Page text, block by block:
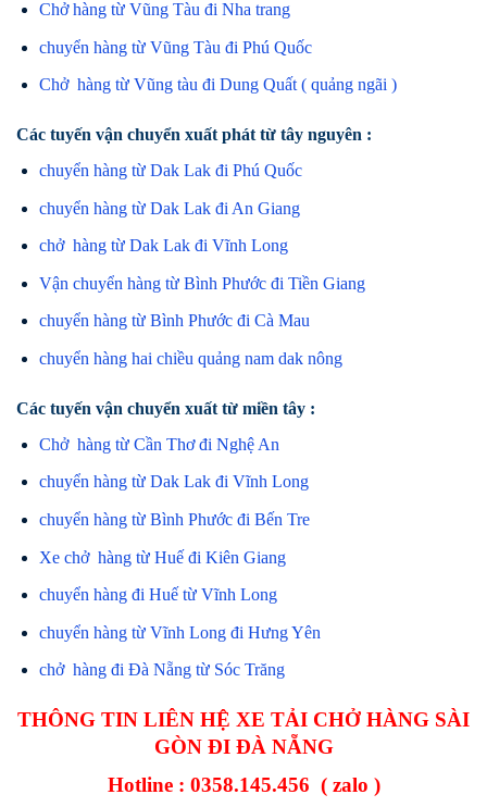
Chở hàng từ Vũng Tàu đi Nha trang
chuyển hàng từ Vũng Tàu đi Phú Quốc
Chở hàng từ Vũng tàu đi Dung Quất ( quảng ngãi )
Các tuyến vận chuyển xuất phát từ tây nguyên :
chuyển hàng từ Dak Lak đi Phú Quốc
chuyển hàng từ Dak Lak đi An Giang
chở hàng từ Dak Lak đi Vĩnh Long
Vận chuyển hàng từ Bình Phước đi Tiền Giang
chuyển hàng từ Bình Phước đi Cà Mau
chuyển hàng hai chiều quảng nam dak nông
Các tuyến vận chuyển xuất từ miền tây :
Chở hàng từ Cần Thơ đi Nghệ An
chuyển hàng từ Dak Lak đi Vĩnh Long
chuyển hàng từ Bình Phước đi Bến Tre
Xe chở hàng từ Huế đi Kiên Giang
chuyển hàng đi Huế từ Vĩnh Long
chuyển hàng từ Vĩnh Long đi Hưng Yên
chở hàng đi Đà Nẵng từ Sóc Trăng
THÔNG TIN LIÊN HỆ XE TẢI CHỞ HÀNG SÀI
GÒN ĐI ĐÀ NẴNG
Hotline : 0358.145.456 ( zalo )